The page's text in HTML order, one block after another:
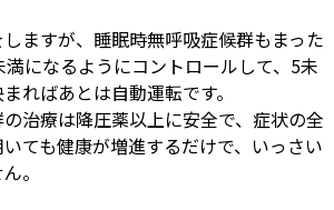
ますが、睡眠時無呼吸症候群もまった
満になるようにコントロールして、5未
ればあとは自動運転です。
治療は降圧薬以上に安全で、症状の全
ても健康が増進するだけで、いっさい
。